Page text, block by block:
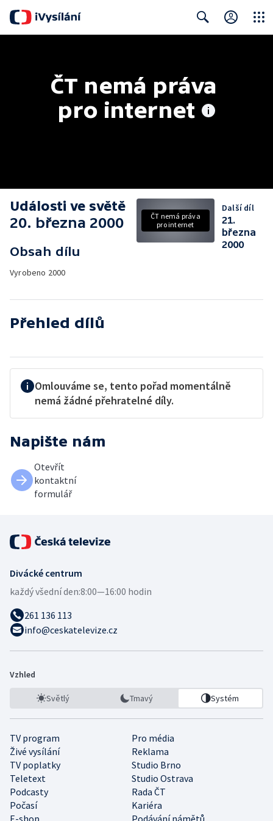
ČT nemá práva
pro internet
Události ve světě
20. března 2000
Obsah dílu
Vyrobeno 2000
ČT nemá práva
pro internet
Další díl
21.
března
2000
Přehled dílů
Omlouváme se, tento pořad momentálně
nemá žádné přehratelné díly.
Napište nám
Otevřít
kontaktní
formulář
Divácké centrum
každý všední den:8:00—16:00 hodin
261 136 113
info@ceskatelevize.cz
Vzhled
Světlý Tmavý Systém
TV program
Pro média
Živé vysílání
Reklama
TV poplatky
Studio Brno
Teletext
Studio Ostrava
Podcasty
Rada ČT
Počasí
Kariéra
E-shop
Podávání námětů